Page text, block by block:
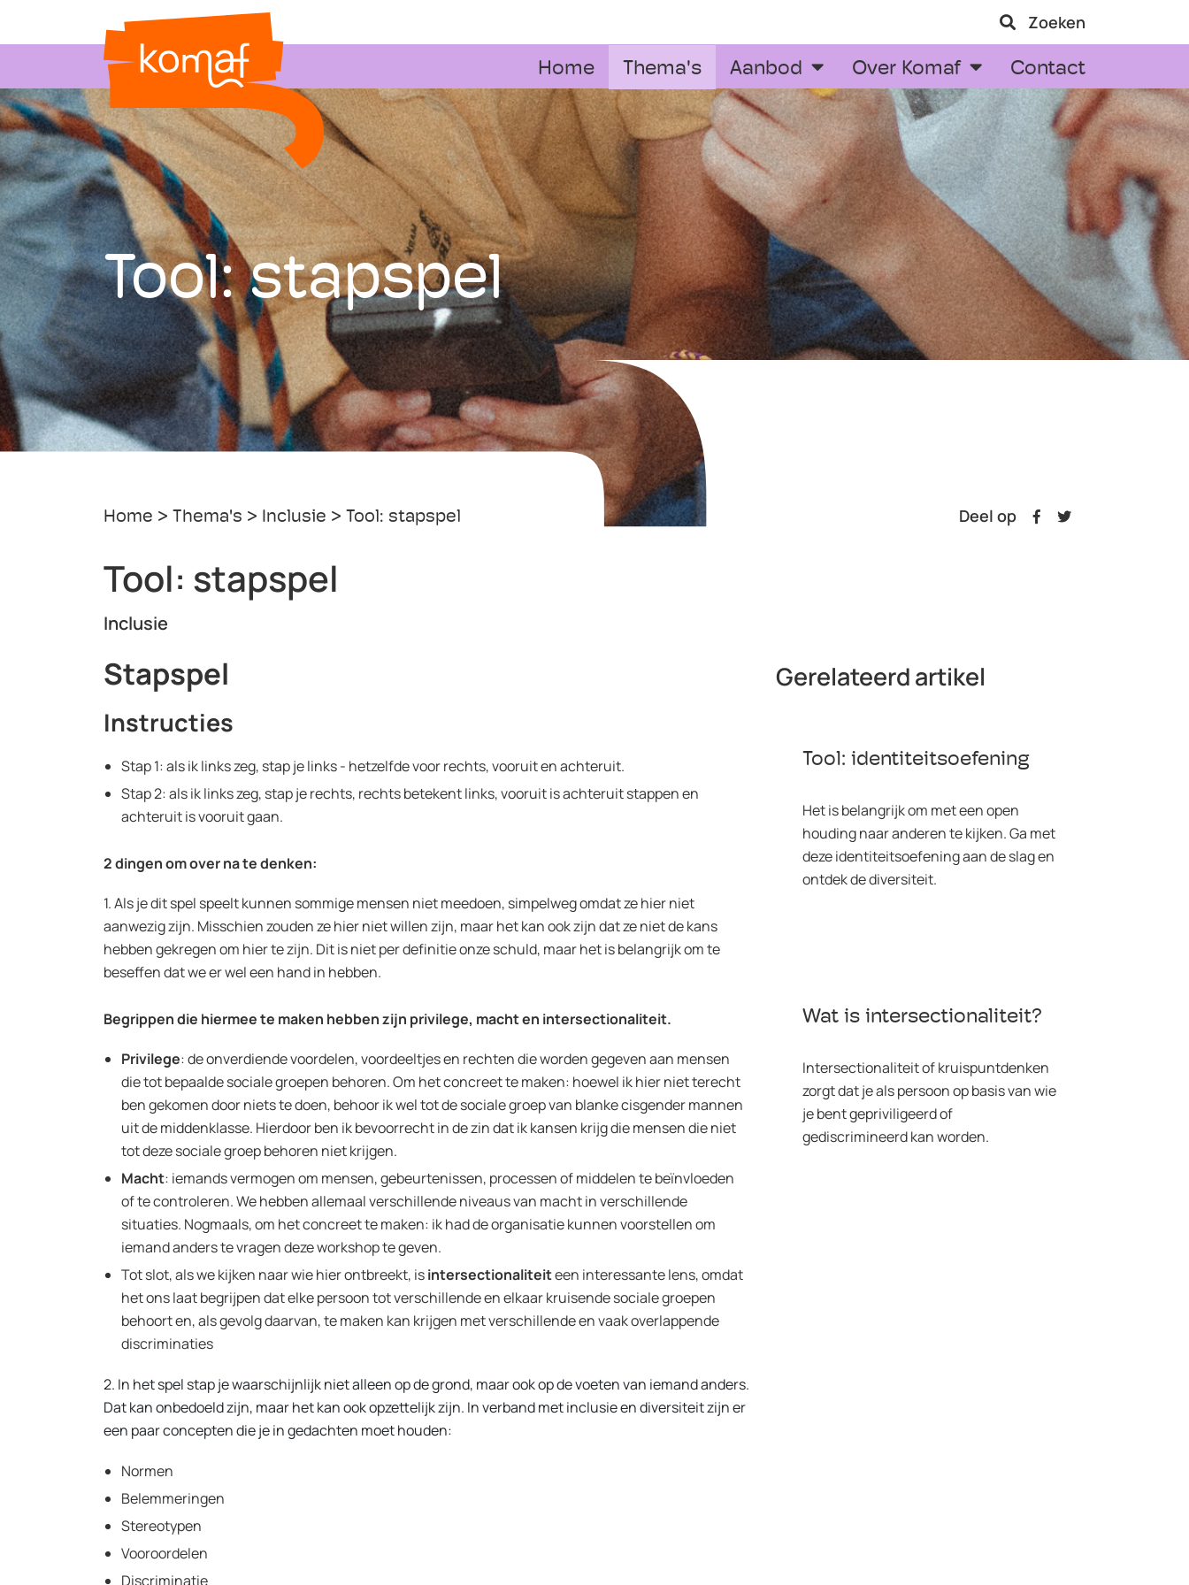
Zoeken
Home Thema's Aanbod Over Komaf Contact
Tool: stapspel
Home Thema's Inclusie Tool: stapspel Deel op
Tool: stapspel
Inclusie
Stapspel
Instructies
Stap 1: als ik links zeg, stap je links - hetzelfde voor rechts, vooruit en achteruit.
Stap 2: als ik links zeg, stap je rechts, rechts betekent links, vooruit is achteruit stappen en
achteruit is vooruit gaan.
2 dingen om over na te denken:
1. Als je dit spel speelt kunnen sommige mensen niet meedoen, simpelweg omdat ze hier niet
aanwezig zijn. Misschien zouden ze hier niet willen zijn, maar het kan ook zijn dat ze niet de kans
hebben gekregen om hier te zijn. Dit is niet per definitie onze schuld, maar het is belangrijk om te
beseffen dat we er wel een hand in hebben.
Begrippen die hiermee te maken hebben zijn privilege, macht en intersectionaliteit.
Privilege: de onverdiende voordelen, voordeeltjes en rechten die worden gegeven aan mensen
die tot bepaalde sociale groepen behoren. Om het concreet te maken: hoewel ik hier niet terecht
ben gekomen door niets te doen, behoor ik wel tot de sociale groep van blanke cisgender mannen
uit de middenklasse. Hierdoor ben ik bevoorrecht in de zin dat ik kansen krijg die mensen die niet
tot deze sociale groep behoren niet krijgen.
Macht: iemands vermogen om mensen, gebeurtenissen, processen of middelen te beïnvloeden
of te controleren. We hebben allemaal verschillende niveaus van macht in verschillende
situaties. Nogmaals, om het concreet te maken: ik had de organisatie kunnen voorstellen om
iemand anders te vragen deze workshop te geven.
Tot slot, als we kijken naar wie hier ontbreekt, isintersectionaliteiteen interessante lens, omdat
het ons laat begrijpen dat elke persoon tot verschillende en elkaar kruisende sociale groepen
behoort en, als gevolg daarvan, te maken kan krijgen met verschillende en vaak overlappende
discriminaties
2. In het spel stap je waarschijnlijk niet alleen op de grond, maar ook op de voeten van iemand anders.
Dat kan onbedoeld zijn, maar het kan ook opzettelijk zijn. In verband met inclusie en diversiteit zijn er
een paar concepten die je in gedachten moet houden:
Normen
Belemmeringen
Stereotypen
Vooroordelen
Discriminatie
Gerelateerd artikel
Tool: identiteitsoefening
Het is belangrijk om met een open
houding naar anderen te kijken. Ga met
deze identiteitsoefening aan de slag en
ontdek de diversiteit.
Wat is intersectionaliteit?
Intersectionaliteit of kruispuntdenken
zorgt dat je als persoon op basis van wie
je bent gepriviligeerd of
gediscrimineerd kan worden.